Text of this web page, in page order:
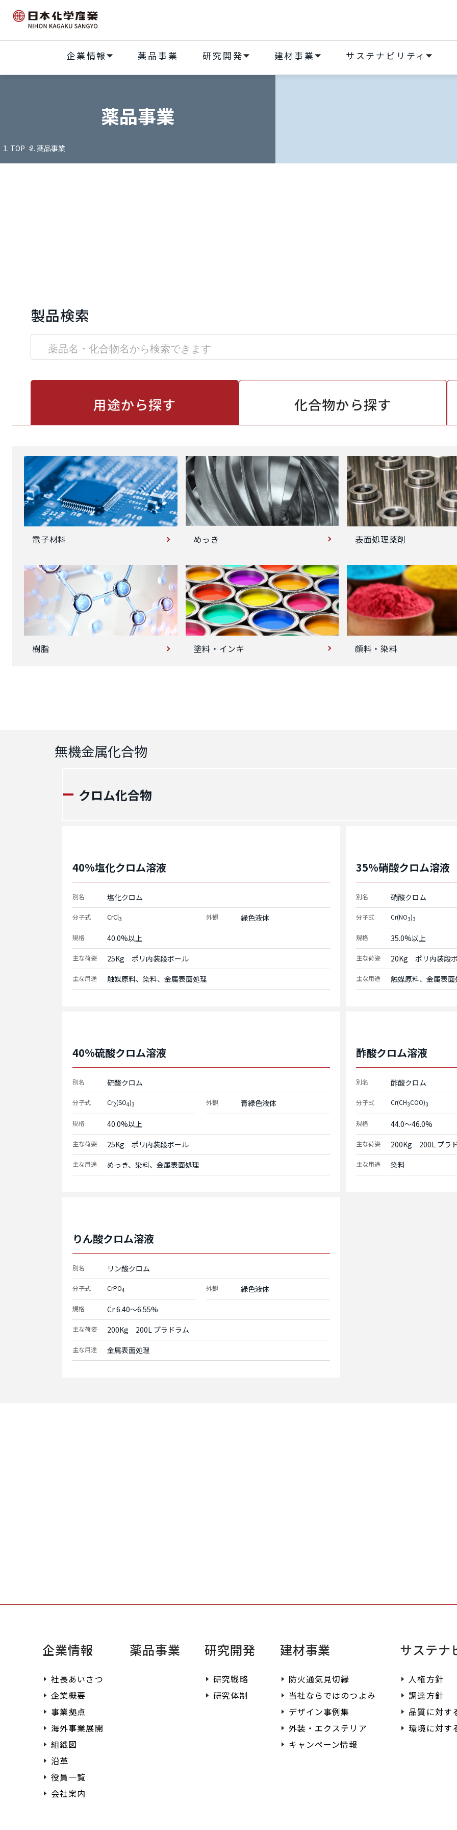
企業情報 薬品事業 研究開発 建材事業 サステナビリティ
薬品事業
TOP 薬品事業
製品検索
用途から探す 化合物から探す
電子材料 めっき 表面処理薬剤
樹脂 塗料・インキ 顔料・染料
無機金属化合物
クロム化合物
40%塩化クロム溶液
別名 塩化クロム
分子式 CrCl3 外観 緑色液体
規格 40.0%以上
主な荷姿 25Kg　ポリ内装段ボール
主な用途 触媒原料、染料、金属表面処理
35%硝酸クロム溶液
別名 硝酸クロム
分子式 Cr(NO3)3
規格 35.0%以上
主な荷姿 20Kg　ポリ内装段
主な用途 触媒原料、金属表面
40%硫酸クロム溶液
別名 硫酸クロム
分子式 Cr2(SO4)3 外観 青緑色液体
規格 40.0%以上
主な荷姿 25Kg　ポリ内装段ボール
主な用途 めっき、染料、金属表面処理
酢酸クロム溶液
別名 酢酸クロム
分子式 Cr(CH3COO)3
規格 44.0～46.0%
主な荷姿 200Kg　200L プラ
主な用途 染料
りん酸クロム溶液
別名 リン酸クロム
分子式 CrPO4 外観 緑色液体
規格 Cr 6.40～6.55%
主な荷姿 200Kg　200L プラドラム
主な用途 金属表面処理
企業情報
社長あいさつ
企業概要
事業拠点
海外事業展開
組織図
沿革
役員一覧
会社案内
薬品事業 研究開発
研究戦略
研究体制
建材事業
防火通気見切縁
当社ならではのつよみ
デザイン事例集
外装・エクステリア
キャンペーン情報
サステナ
人権方針
調達方針
品質に対す
環境に対す